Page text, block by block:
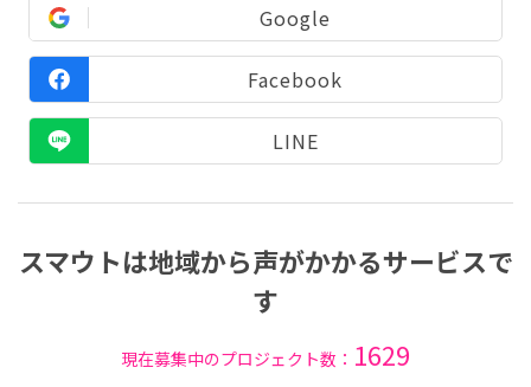
Google
Facebook
LINE
スマウトは地域から声がかかるサービスで
す
現在募集中のプロジェクト数： 1629